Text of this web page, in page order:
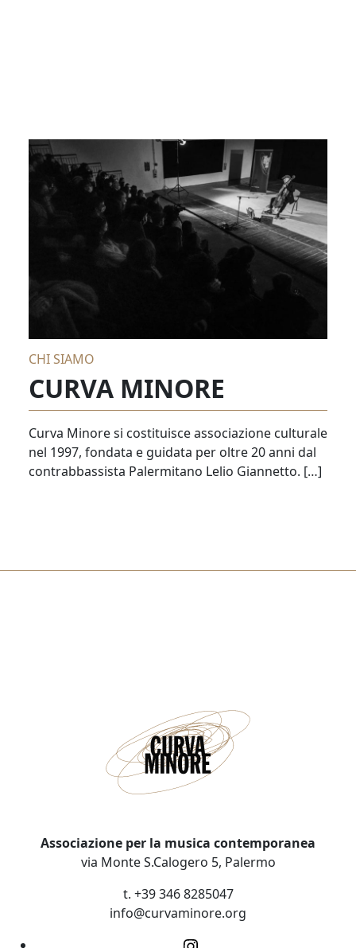
CHI SIAMO
CURVA MINORE
Curva Minore si costituisce associazione culturale
nel 1997, fondata e guidata per oltre 20 anni dal
contrabbassista Palermitano Lelio Giannetto. […]
Associazione per la musica contemporanea
via Monte S.Calogero 5, Palermo
t. +39 346 8285047
info@curvaminore.org